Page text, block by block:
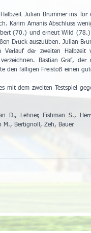
Halbzeit Julian Brummer ins
Karim Amanis Abschluss
(70.) und erneut Wild
Druck auszuüben. Julian
Verlauf der zweiten
verzeichnen. Bastian Graf,
den fälligen Freistoß einen
mit dem zweiten Testspiel
D., Lehner, Fishman S.,
M., Bertignoll, Zeh, Bauer